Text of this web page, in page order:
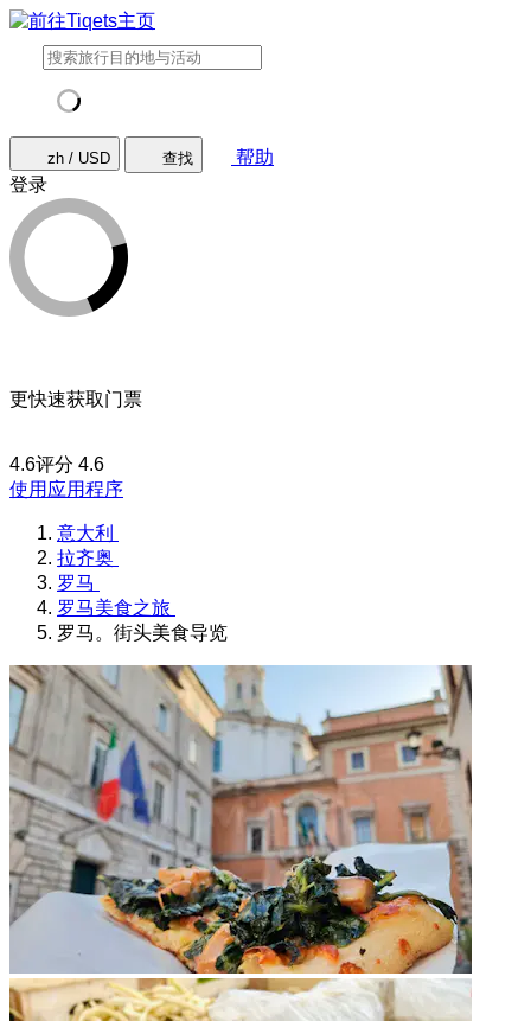
zh / USD 查找
帮助
登录
更快速获取门票
4.6评分 4.6
使用应用程序
意大利
拉齐奥
罗马
罗马美食之旅
罗马。街头美食导览